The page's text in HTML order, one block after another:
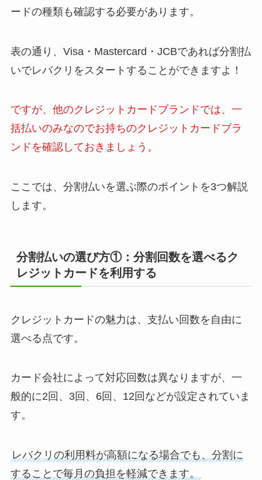
ードの種類も確認する必要があります。
表の通り、Visa・Mastercard・JCBであれば分割払
いでレバクリをスタートすることができますよ！
ですが、他のクレジットカードブランドでは、一
括払いのみなのでお持ちのクレジットカードブラ
ンドを確認しておきましょう。
ここでは、分割払いを選ぶ際のポイントを3つ解説
します。
分割払いの選び方①：分割回数を選べるク
レジットカードを利用する
クレジットカードの魅力は、支払い回数を自由に
選べる点です。
カード会社によって対応回数は異なりますが、一
般的に2回、3回、6回、12回などが設定されていま
す。
レバクリの利用料が高額になる場合でも、分割に
することで毎月の負担を軽減できます。